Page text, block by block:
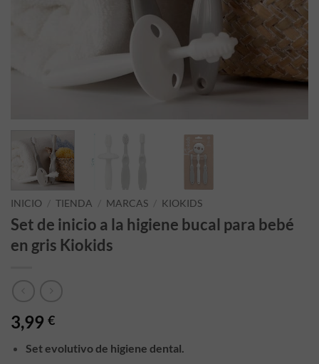
INICIO / TIENDA / MARCAS / KIOKIDS
Set de inicio a la higiene bucal para bebé
en gris Kiokids
3,99 €
Set evolutivo de higiene dental.